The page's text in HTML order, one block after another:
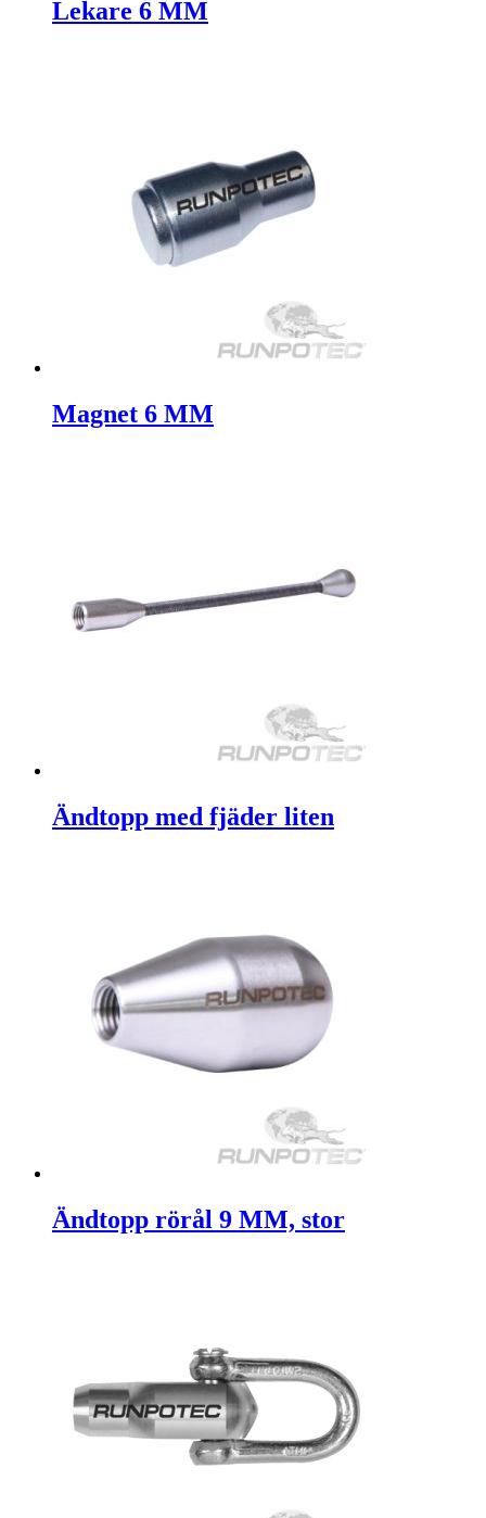
Lekare 6 MM
Magnet 6 MM
Ändtopp med fjäder liten
Ändtopp rörål 9 MM, stor